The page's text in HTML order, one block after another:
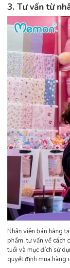
3. Tư vấn từ
Nhân viên bán hàng
phẩm, tư vấn về cách
tuổi và mục đích sử
quyết định mua hàng